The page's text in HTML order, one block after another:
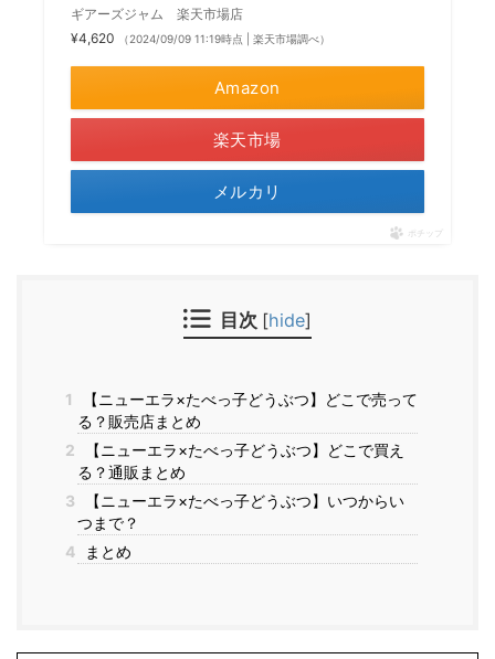
ギアーズジャム 楽天市場店
¥4,620
（2024/09/09 11:19時点 | 楽天市場調べ）
Amazon
楽天市場
メルカリ
ポチップ
目次 [hide]
1
【ニューエラ×たべっ子どうぶつ】どこで売って
る？販売店まとめ
2
【ニューエラ×たべっ子どうぶつ】どこで買え
る？通販まとめ
3
【ニューエラ×たべっ子どうぶつ】いつからい
つまで？
4
まとめ